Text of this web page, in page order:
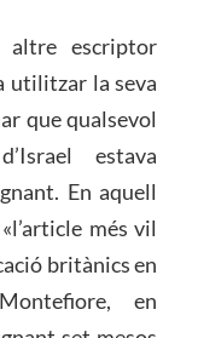
altre escriptor
utilitzar la seva
que qualsevol
estava
En aquell
més vil
britànics en
en